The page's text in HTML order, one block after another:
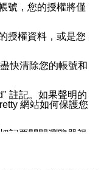
號，您的授權將僅
授權資料，或是您
快清除您的帳號和
註記。如果聲明的
網站如何保護您
記要關閉瀏覽器視
或功能連結，隨時